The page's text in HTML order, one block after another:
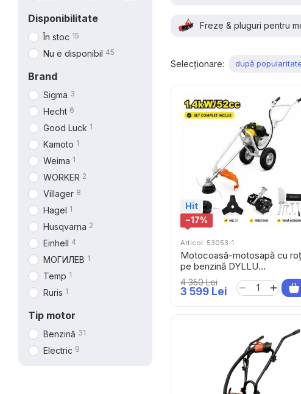
Freze & pluguri pentru
Selecționare: după popularitate
Hit
−17%
Articol: 53053-1
Motocoasă-motosapă cu
pe benzină DYLLU
DTGM3A521
4 350 Lei
3 599 Lei
Disponibilitate
În stoc 15
Nu e disponibil 45
Brand
Sigma 3
Hecht 6
Good Luck 1
Kamoto 1
Weima 1
WORKER 2
Villager 8
Hagel 1
Husqvarna 2
Einhell 4
МОГИЛЕВ 1
Temp 1
Ruris 1
Tip motor
Benzină 31
Electric 9